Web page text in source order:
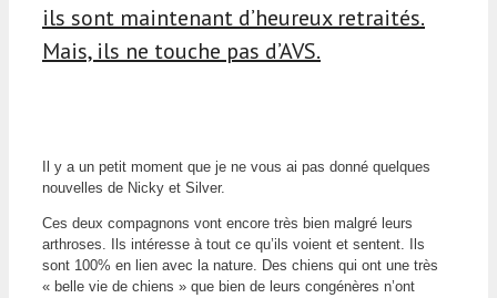
ils sont maintenant d’heureux retraités.
Mais, ils ne touche pas d’AVS.
Il y a un petit moment que je ne vous ai pas donné quelques
nouvelles de Nicky et Silver.
Ces deux compagnons vont encore très bien malgré leurs
arthroses. Ils intéresse à tout ce qu’ils voient et sentent. Ils
sont 100% en lien avec la nature. Des chiens qui ont une très
« belle vie de chiens » que bien de leurs congénères n’ont